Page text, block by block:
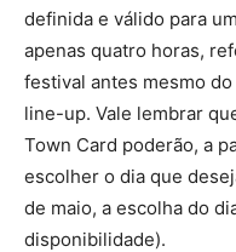
definida e válido para
apenas quatro horas,
festival antes mesmo
line-up. Vale lembrar
Town Card poderão, a
escolher o dia que
de maio, a escolha do
disponibilidade).